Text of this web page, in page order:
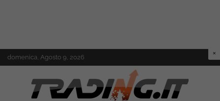
Skip
to
domenica, Agosto 9, 2026